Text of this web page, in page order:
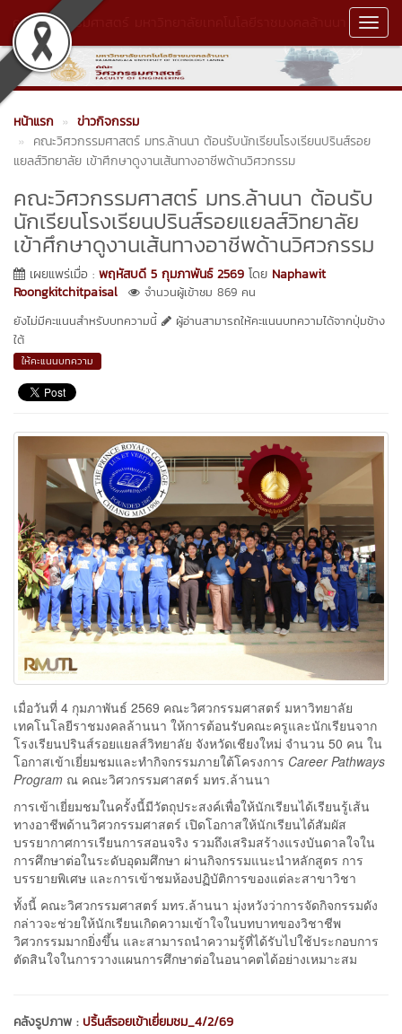
คณะวิศวกรรมศาสตร์ มหาวิทยาลัยเทคโนโลยีราชมงคลล้านนา
หน้าแรก
ข่าวกิจกรรม
คณะวิศวกรรมศาสตร์ มทร.ล้านนา ต้อนรับนักเรียนโรงเรียนปรินส์รอย
แยลส์วิทยาลัย เข้าศึกษาดูงานเส้นทางอาชีพด้านวิศวกรรม
คณะวิศวกรรมศาสตร์ มทร.ล้านนา ต้อนรับ
นักเรียนโรงเรียนปรินส์รอยแยลส์วิทยาลัย
เข้าศึกษาดูงานเส้นทางอาชีพด้านวิศวกรรม
เผยแพร่เมื่อ : พฤหัสบดี 5 กุมภาพันธ์ 2569 โดย Naphawit
Roongkitchitpaisal
จำนวนผู้เข้าชม 869 คน
ยังไม่มีคะแนนสำหรับบทความนี้
ผู้อ่านสามารถให้คะแนนบทความได้จากปุ่มข้าง
ใต้
ให้คะแนนบทความ
เมื่อวันที่ 4 กุมภาพันธ์ 2569 คณะวิศวกรรมศาสตร์ มหาวิทยาลัย
เทคโนโลยีราชมงคลล้านนา ให้การต้อนรับคณะครูและนักเรียนจาก
โรงเรียนปรินส์รอยแยลส์วิทยาลัย จังหวัดเชียงใหม่ จำนวน 50 คน ใน
โอกาสเข้าเยี่ยมชมและทำกิจกรรมภายใต้โครงการ Career Pathways
Program ณ คณะวิศวกรรมศาสตร์ มทร.ล้านนา
การเข้าเยี่ยมชมในครั้งนี้มีวัตถุประสงค์เพื่อให้นักเรียนได้เรียนรู้เส้น
ทางอาชีพด้านวิศวกรรมศาสตร์ เปิดโอกาสให้นักเรียนได้สัมผัส
บรรยากาศการเรียนการสอนจริง รวมถึงเสริมสร้างแรงบันดาลใจใน
การศึกษาต่อในระดับอุดมศึกษา ผ่านกิจกรรมแนะนำหลักสูตร การ
บรรยายพิเศษ และการเข้าชมห้องปฏิบัติการของแต่ละสาขาวิชา
ทั้งนี้ คณะวิศวกรรมศาสตร์ มทร.ล้านนา มุ่งหวังว่าการจัดกิจกรรมดัง
กล่าวจะช่วยให้นักเรียนเกิดความเข้าใจในบทบาทของวิชาชีพ
วิศวกรรมมากยิ่งขึ้น และสามารถนำความรู้ที่ได้รับไปใช้ประกอบการ
ตัดสินใจในการวางแผนการศึกษาต่อในอนาคตได้อย่างเหมาะสม
คลังรูปภาพ : ปริ้นส์รอยเข้าเยี่ยมชม_4/2/69